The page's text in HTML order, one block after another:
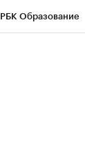
РБК Образование